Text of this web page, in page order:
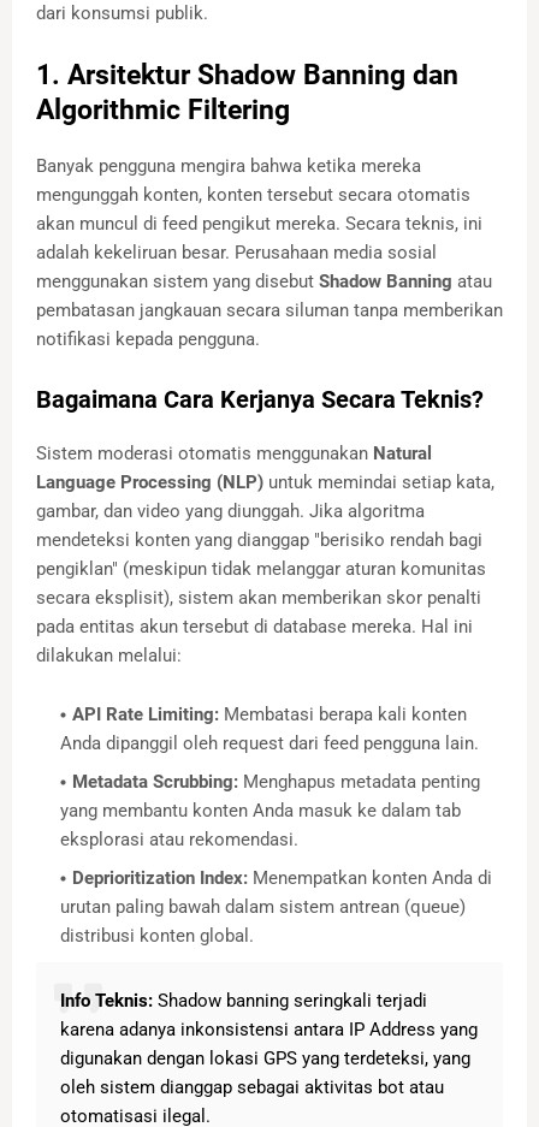
dari konsumsi publik.
1. Arsitektur Shadow Banning dan
Algorithmic Filtering
Banyak pengguna mengira bahwa ketika mereka
mengunggah konten, konten tersebut secara otomatis
akan muncul di feed pengikut mereka. Secara teknis, ini
adalah kekeliruan besar. Perusahaan media sosial
menggunakan sistem yang disebut Shadow Banning atau
pembatasan jangkauan secara siluman tanpa memberikan
notifikasi kepada pengguna.
Bagaimana Cara Kerjanya Secara Teknis?
Sistem moderasi otomatis menggunakan Natural
Language Processing (NLP) untuk memindai setiap kata,
gambar, dan video yang diunggah. Jika algoritma
mendeteksi konten yang dianggap "berisiko rendah bagi
pengiklan" (meskipun tidak melanggar aturan komunitas
secara eksplisit), sistem akan memberikan skor penalti
pada entitas akun tersebut di database mereka. Hal ini
dilakukan melalui:
API Rate Limiting: Membatasi berapa kali konten
Anda dipanggil oleh request dari feed pengguna lain.
Metadata Scrubbing: Menghapus metadata penting
yang membantu konten Anda masuk ke dalam tab
eksplorasi atau rekomendasi.
Deprioritization Index: Menempatkan konten Anda di
urutan paling bawah dalam sistem antrean (queue)
distribusi konten global.
Info Teknis: Shadow banning seringkali terjadi
karena adanya inkonsistensi antara IP Address yang
digunakan dengan lokasi GPS yang terdeteksi, yang
oleh sistem dianggap sebagai aktivitas bot atau
otomatisasi ilegal.